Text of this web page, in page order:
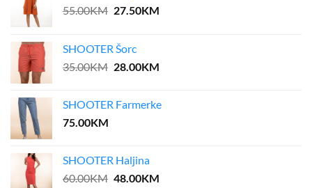
55.00KM Original
55.00KM.
27.50KMCurrent
SHOOTER Šorc
35.00KM Original
35.00KM.
28.00KMCurrent
28.00KM.
SHOOTER Farmerke
75.00KM
SHOOTER Haljina
60.00KM Original
48.00KMCurrent